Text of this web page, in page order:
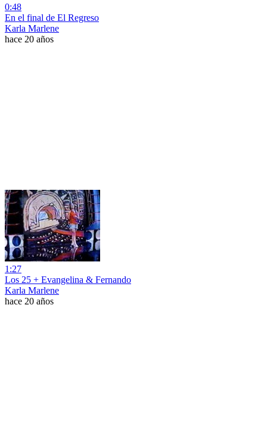
0:48
En el final de El Regreso
Karla Marlene
hace 20 años
1:27
Los 25 + Evangelina & Fernando
Karla Marlene
hace 20 años